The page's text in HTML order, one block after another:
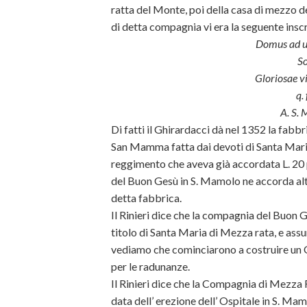
ratta del Monte, poi della casa di mezzo
di detta compagnia vi era la seguente
Domus ad
Gloriosae
q.
A. S.
Di fatti il Ghirardacci dà nel 1352 la
San Mamma fatta dai devoti di Santa
reggimento che aveva già accordata L.
del Buon Gesù in S. Mamolo ne accorda
detta fabbrica.
Il Rinieri dice che la compagnia del Buon
titolo di Santa Maria di Mezza rata, e
vediamo che cominciarono a costruire un
per le radunanze.
Il Rinieri dice che la Compagnia di
data dell’ erezione dell’ Ospitale in S.